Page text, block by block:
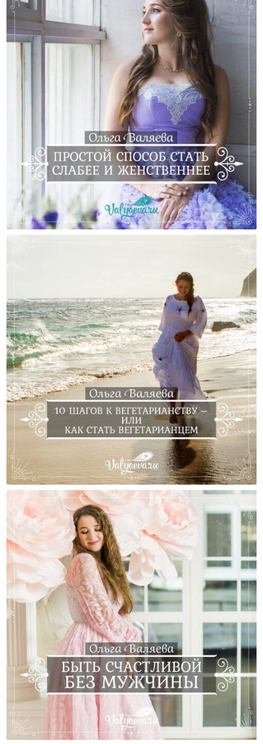
Простой Способ Стать Слабее И Женственнее
10 Cоветов Для Тех, Кто Хочет Стать Вегетарианцем
Быть Счастливой Без Мужчины